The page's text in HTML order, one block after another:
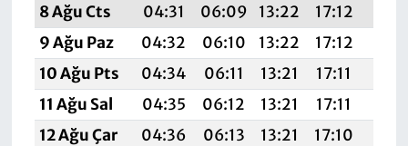
8 Ağu Cts
04:31 06:09 13:22 17:12
9 Ağu Paz
04:32 06:10 13:22 17:12
10 Ağu Pts
04:34 06:11 13:21 17:11
11 Ağu Sal
04:35 06:12 13:21 17:11
12 Ağu Çar
04:36 06:13 13:21 17:10